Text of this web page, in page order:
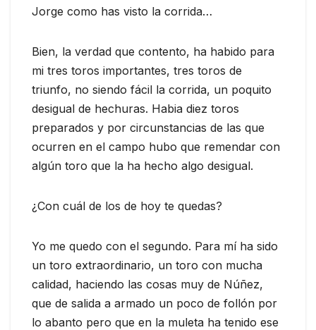
Jorge como has visto la corrida…
Bien, la verdad que contento, ha habido para
mi tres toros importantes, tres toros de
triunfo, no siendo fácil la corrida, un poquito
desigual de hechuras. Habia diez toros
preparados y por circunstancias de las que
ocurren en el campo hubo que remendar con
algún toro que la ha hecho algo desigual.
¿Con cuál de los de hoy te quedas?
Yo me quedo con el segundo. Para mí ha sido
un toro extraordinario, un toro con mucha
calidad, haciendo las cosas muy de Núñez,
que de salida a armado un poco de follón por
lo abanto pero que en la muleta ha tenido ese